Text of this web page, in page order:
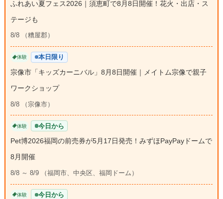
ふれあい夏フェス2026｜須恵町で8月8日開催！花火・出店・ス
テージも
8/8 （糟屋郡）
体験 本日限り
宗像市「キッズカーニバル」8月8日開催｜メイトム宗像で親子
ワークショップ
8/8 （宗像市）
体験 今日から
Pet博2026福岡の前売券が5月17日発売！みずほPayPayドームで
8月開催
8/8 ～ 8/9 （福岡市、中央区、福岡ドーム）
体験 今日から